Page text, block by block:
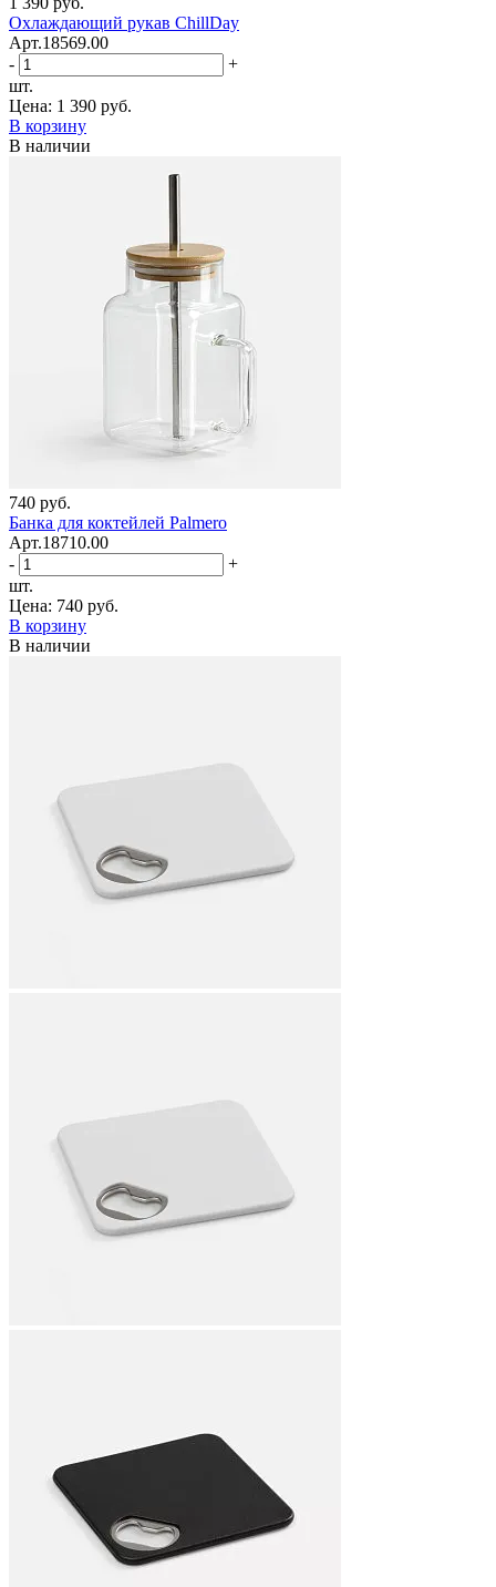
Охлаждающий рукав ChillDay
Арт.18569.00
-
+
шт.
Цена: 1 390 руб.
В корзину
В наличии
740 руб.
Банка для коктейлей Palmero
Арт.18710.00
-
+
шт.
Цена: 740 руб.
В корзину
В наличии